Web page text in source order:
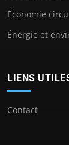
Économie
Énergie et
LIENS
Contact